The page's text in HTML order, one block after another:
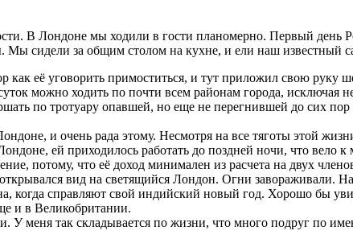
В Лондоне мы ходили в гости планомерно. Первый день
сидели за общим столом на кухне, и ели наш известный
как её уговорить примоститься, и тут приложил свою руку
можно ходить по почти всем районам города, исключая
по тротуару опавшей, но еще не перегнившей до сих пор
и очень рада этому. Несмотря на все тяготы этой
ей приходилось работать до поздней ночи, что вело
потому, что её доход минимален из расчета на двух
вид на светящийся Лондон. Огни завораживали.
когда справляют свой индийский новый год. Хорошо бы
и в Великобритании.
меня так складывается по жизни, что много подруг по